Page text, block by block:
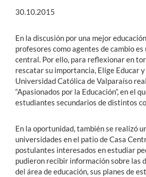
English
30.10.2015
En la discusión por una mejor
profesores como agentes de cambio
central. Por ello, para reflexionar en
rescatar su importancia, Elige Educar
Universidad Católica de Valparaíso
“Apasionados por la Educación”, en el
estudiantes secundarios de distintos
En la oportunidad, también se realizó
universidades en el patio de Casa
postulantes interesados en estudiar
pudieron recibir información sobre las
del área de educación, sus planes de